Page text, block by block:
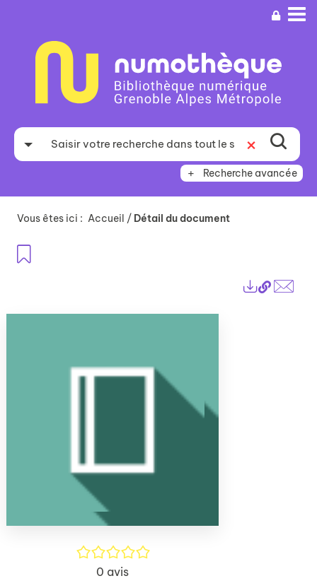
recherche
Recherche avancée
Vous êtes ici : Accueil / Détail du document
Lien
/5
0 avis